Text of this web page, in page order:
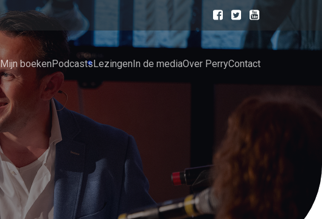
Mijn boekenPodcastsLezingenIn de mediaOver PerryContact